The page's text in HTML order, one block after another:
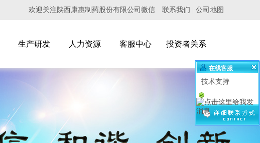
欢迎关注陕西康惠制药股份有限公司微信 联系我们 公司地图
生产研发 人力资源 客服中心 投资者关系
在线客服
技术支持